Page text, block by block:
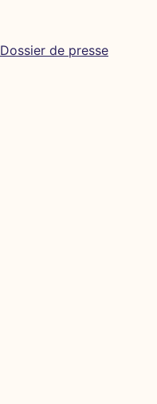
Dossier de presse